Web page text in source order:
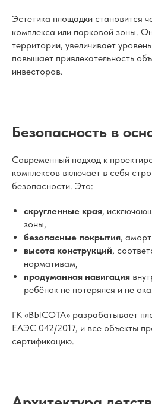
Эстетика площадки становится
комплекса или парковой зоны.
территории, увеличивает
повышает привлекательность
инвесторов.
Безопасность в
Современный подход к
комплексов включает в себя
безопасности. Это:
скругленные края,
зоны,
безопасные покрытия,
высота конструкций,
нормативам,
продуманная навигация
ребёнок не потерялся и не
ГК «ВЫСОТА» разрабатывает
ЕАЭС 042/2017, и все объекты
сертификацию.